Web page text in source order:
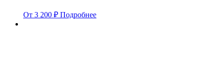
От 3 200 ₽ Подробнее